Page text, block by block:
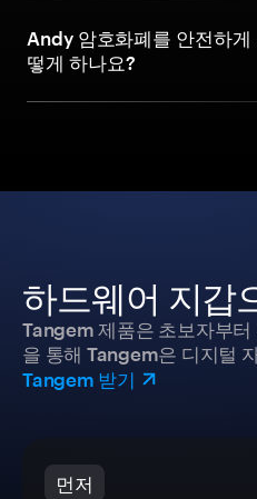
Andy 암호화폐를 안전하게
떻게 하나요?
하드웨어 지갑
Tangem 제품은 초보자부터
을 통해 Tangem은 디지털
Tangem 받기
먼저